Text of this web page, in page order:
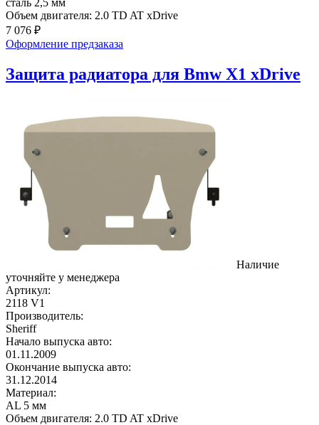
сталь 2,5 мм
Объем двигателя: 2.0 TD AT xDrive
7 076 ₽
Оформление предзаказа
Защита радиатора для Bmw X1 xDrive
Наличие
уточняйте у менеджера
Артикул:
2118 V1
Производитель:
Sheriff
Начало выпуска авто:
01.11.2009
Окончание выпуска авто:
31.12.2014
Материал:
AL 5 мм
Объем двигателя: 2.0 TD AT xDrive